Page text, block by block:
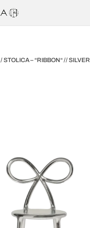
/ STOLICA – “RIBBON“ // SILVER